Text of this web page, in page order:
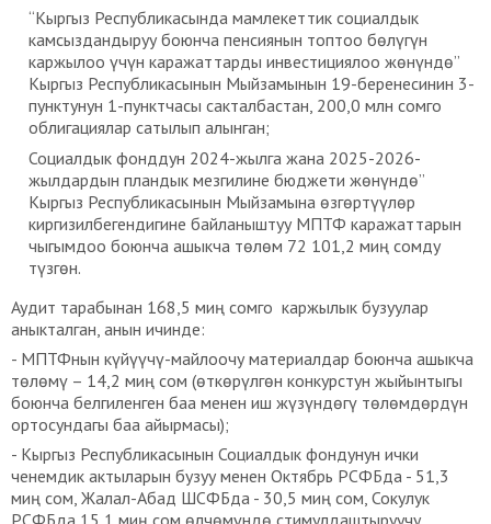
“Кыргыз Республикасында мамлекеттик социалдык
камсыздандыруу боюнча пенсиянын топтоо бөлүгүн
каржылоо үчүн каражаттарды инвестициялоо жөнүндө”
Кыргыз Республикасынын Мыйзамынын 19-беренесинин 3-
пунктунун 1-пунктчасы сакталбастан, 200,0 млн сомго
облигациялар сатылып алынган;
Социалдык фонддун 2024-жылга жана 2025-2026-
жылдардын пландык мезгилине бюджети жөнүндө”
Кыргыз Республикасынын Мыйзамына өзгөртүүлөр
киргизилбегендигине байланыштуу МПТФ каражаттарын
чыгымдоо боюнча ашыкча төлөм 72 101,2 миң сомду
түзгөн.
Аудит тарабынан 168,5 миң сомго каржылык бузуулар
аныкталган, анын ичинде:
- МПТФнын күйүүчү-майлоочу материалдар боюнча ашыкча
төлөмү – 14,2 миң сом (өткөрүлгөн конкурстун жыйынтыгы
боюнча белгиленген баа менен иш жүзүндөгү төлөмдөрдүн
ортосундагы баа айырмасы);
- Кыргыз Республикасынын Социалдык фондунун ички
ченемдик актыларын бузуу менен Октябрь РСФБда - 51,3
миң сом, Жалал-Абад ШСФБда - 30,5 миң сом, Сокулук